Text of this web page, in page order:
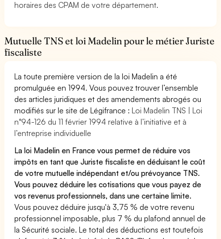
horaires des CPAM de votre département.
Mutuelle TNS et loi Madelin pour le métier Juriste
fiscaliste
La toute première version de la loi Madelin a été
promulguée en 1994. Vous pouvez trouver l’ensemble
des articles juridiques et des amendements abrogés ou
modifiés sur le site de Légifrance :Loi Madelin TNS | Loi
n°94-126 du 11 février 1994 relative à l’initiative et à
l’entreprise individuelle
La loi Madelin en France vous permet de réduire vos
impôts en tant que Juriste fiscaliste en déduisant le coût
de votre mutuelle indépendant et/ou prévoyance TNS.
Vous pouvez déduire les cotisations que vous payez de
vos revenus professionnels, dans une certaine limite.
Vous pouvez déduire jusqu'à 3,75 % de votre revenu
professionnel imposable, plus 7 % du plafond annuel de
la Sécurité sociale. Le total des déductions est toutefois